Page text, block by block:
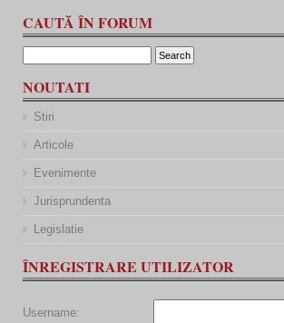
CAUTĂ ÎN FORUM
NOUTATI
Stiri
Articole
Evenimente
Jurisprundenta
Legislatie
ÎNREGISTRARE UTILIZATOR
Username: